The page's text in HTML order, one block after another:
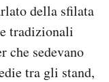
della sfilata
tradizionali
che sedevano
tra gli stand,